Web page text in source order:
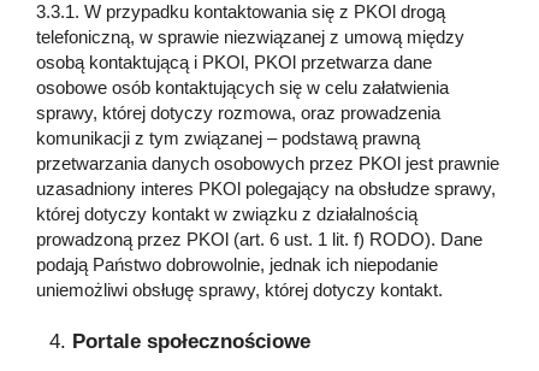
3.3.1. W przypadku kontaktowania się z PKOl drogą
telefoniczną, w sprawie niezwiązanej z umową między
osobą kontaktującą i PKOl, PKOl przetwarza dane
osobowe osób kontaktujących się w celu załatwienia
sprawy, której dotyczy rozmowa, oraz prowadzenia
komunikacji z tym związanej – podstawą prawną
przetwarzania danych osobowych przez PKOl jest prawnie
uzasadniony interes PKOl polegający na obsłudze sprawy,
której dotyczy kontakt w związku z działalnością
prowadzoną przez PKOl (art. 6 ust. 1 lit. f) RODO). Dane
podają Państwo dobrowolnie, jednak ich niepodanie
uniemożliwi obsługę sprawy, której dotyczy kontakt.
Portale społecznościowe